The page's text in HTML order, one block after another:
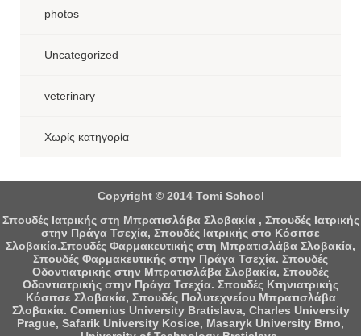
photos
Uncategorized
veterinary
Χωρίς κατηγορία
Copyright © 2014 Tomi School
Σπουδές Ιατρικής στη Μπρατισλάβα Σλοβακία , Σπουδές Ιατρικής
στην Πράγα Τσεχία, Σπουδές Ιατρικής στο Κόσιτσε
Σλοβακία.Σπουδές Φαρμακευτικής στη Μπρατισλάβα Σλοβακία,
Σπουδές Φαρμακευτικής στην Πράγα Τσεχία. Σπουδές
Οδοντιατρικής στην Μπρατισλάβα Σλοβακία, Σπουδές
Οδοντιατρικής στην Πράγα Τσεχία. Σπουδές Κτηνιατρικής
Κόσιτσε Σλοβακία, Σπουδές Πολυτεχνείου Μπρατισλάβα
Σλοβακία. Comenius University Bratislava, Charles University
Prague, Safarik University Kosice, Masaryk University Brno,